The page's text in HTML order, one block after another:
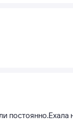
постоянно.Ехала